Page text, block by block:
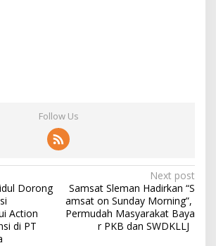
Follow Us
Dorong
Action
di PT
Next post
Samsat Sleman Hadirkan “S
amsat on Sunday Morning”,
Permudah Masyarakat Baya
r PKB dan SWDKLLJ